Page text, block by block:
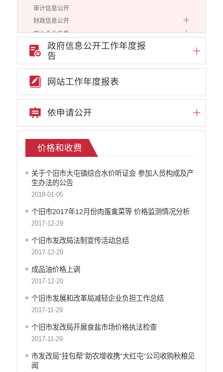
审计信息公开
财政信息公开
中小企业信息
行政审批信息
环保信息
就业创业
文化、旅游
民政信息
乡村振兴
农业发展
气象信息
林业信息
教育教学
医疗卫生
重大建设项目信息
征地信息
统计信息
地方志
云南省新闻发布厅
权责清单
行政许可
政府信息公开工作年度报
告
网站工作年度报表
依申请公开
价格和收费
关于个旧市大屯镇综合水价听证会 参加人员构成及产
生办法的公告
2018-01-05
个旧市2017年12月份肉蛋禽菜等 价格监测情况分析
2017-12-29
个旧市发改局法制宣传活动总结
2017-12-29
成品油价格上调
2017-12-20
个旧市发展和改革局减轻企业负担工作总结
2017-11-29
个旧市发改局开展食盐市场价格执法检查
2017-11-29
市发改局“挂包帮”助农增收携“大红屯”公司收购秋粮见
闻